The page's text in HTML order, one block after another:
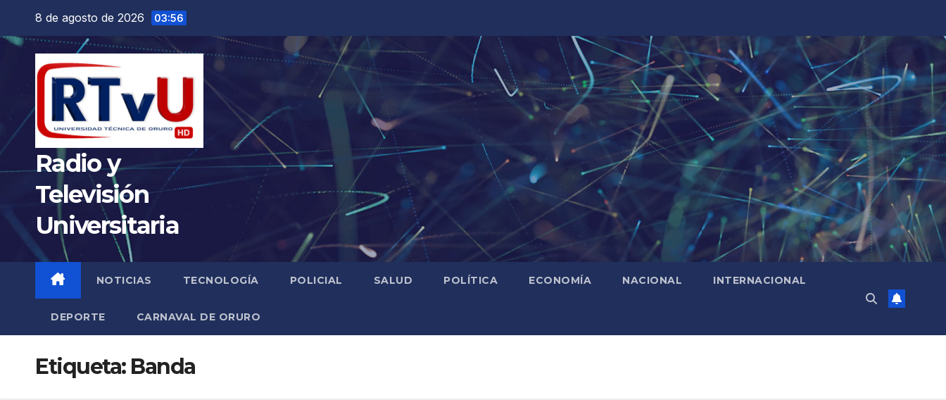
contenido
8 de agosto de 2026 03:56
Radio y
Televisión
Universitaria
NOTICIAS TECNOLOGÍA POLICIAL SALUD POLÍTICA ECONOMÍA NACIONAL INTERNACIONAL
DEPORTE CARNAVAL DE ORURO
Etiqueta: Banda